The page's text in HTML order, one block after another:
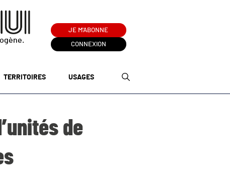
JE M'ABONNE
CONNEXION
TERRITOIRES USAGES
de